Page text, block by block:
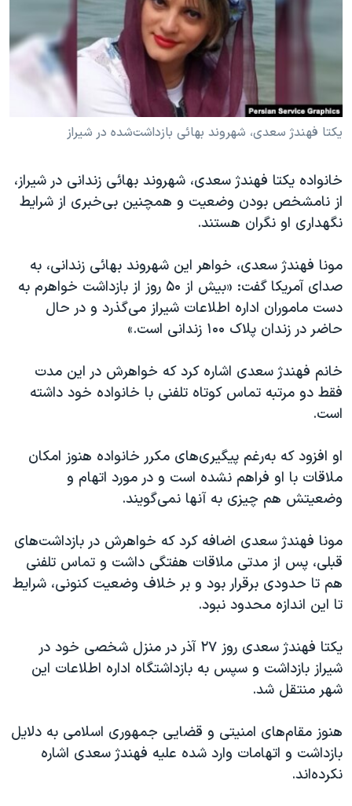
فرهنگ و زندگی
حقوق شهروندی
علم و فناوری
اسرائیل در جنگ
آرشیو پخش زنده
انتخابات ریاست جمهوری آمریکا ۲۰۲۴
حمله جمهوری اسلامی به اسرائیل
ورزش زنان در ایران
مجموعه مستندهای دادخواهی
تریبونال مردمی آبان ۹۸
چهل سال گروگان‌گیری
قانون شفافیت دارائی کادر رهبری ایران
اعتراضات مردمی آبان ۹۸
نرگس محمدی برنده جایزه نوبل صلح
همایش محافظه‌کاران آمریکا «سی‌پک»
سفر پرزیدنت ترامپ به چین
زبانهای مختلف
یکتا فهندژ سعدی، شهروند بهائی بازداشت‌شده در شیراز
خانواده یکتا فهندژ سعدی، شهروند بهائی زندانی در شیراز،
از نامشخص بودن وضعیت و همچنین بی‌خبری از شرایط
نگهداری او نگران هستند.
مونا فهندژ سعدی، خواهر این شهروند بهائی زندانی، به
صدای آمریکا گفت: «بیش از ۵۰ روز از بازداشت خواهرم به
دست ماموران اداره اطلاعات شیراز می‌گذرد و در حال
حاضر در زندان پلاک ۱۰۰ زندانی است.»
خانم فهندژ سعدی اشاره کرد که خواهرش در این مدت
فقط دو مرتبه تماس کوتاه تلفنی با خانواده خود داشته
است.
او افزود که به‌رغم پیگیری‌های مکرر خانواده هنوز امکان
ملاقات با او فراهم نشده است و در مورد اتهام و
وضعیتش هم چیزی به آنها نمی‌گویند.
مونا فهندژ سعدی اضافه کرد که خواهرش در بازداشت‌های
قبلی، پس از مدتی ملاقات هفتگی داشت و تماس تلفنی
هم تا حدودی برقرار بود و بر خلاف وضعیت کنونی، شرایط
تا این اندازه محدود نبود.
یکتا فهندژ سعدی روز ۲۷ آذر در منزل شخصی خود در
شیراز بازداشت و سپس به بازداشتگاه اداره اطلاعات این
شهر منتقل شد.
هنوز مقام‌های امنیتی و قضایی جمهوری اسلامی به دلایل
بازداشت و اتهامات وارد شده علیه فهندژ سعدی اشاره
نکرده‌اند.